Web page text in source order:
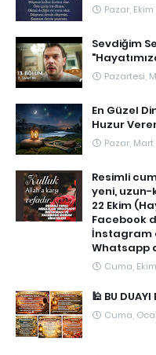
Pazar, Ekim
Sevdiğim
Pazartesi,
En Güzel
Huzur
Pazar,
Resimli
yeni, uzun-
22 Ekim
Facebook
İnstagram
Whatsapp
Cuma,
🕌 BU DUAYI
Cuma,